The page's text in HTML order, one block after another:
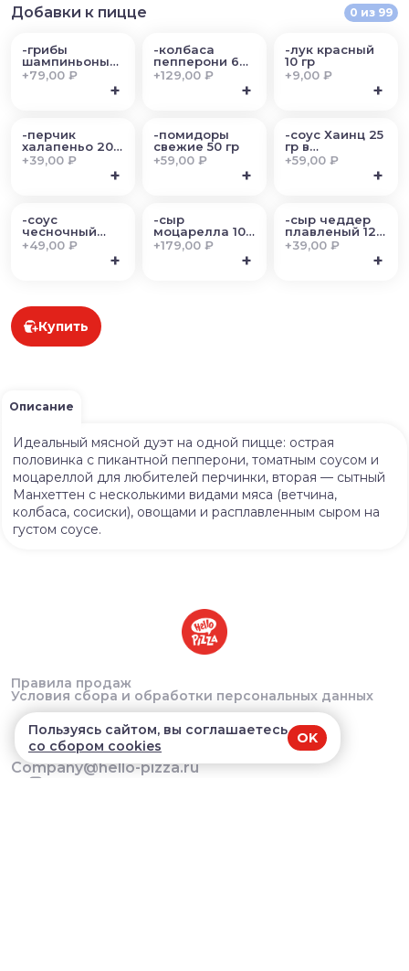
Добавки к пицце 0 из 99
-грибы
шампиньоны
50 гр
+79,00 ₽
+
-колбаса
пепперони 60
гр
+129,00 ₽
+
-лук красный
10 гр
+9,00 ₽
+
-перчик
халапеньо 20
гр
+39,00 ₽
+
-помидоры
свежие 50 гр
+59,00 ₽
+
-соус Хаинц 25
гр в
ассортименте
+59,00 ₽
+
-соус
чесночный
25гр
+49,00 ₽
+
-сыр
моцарелла 100
гр
+179,00 ₽
+
-сыр чеддер
плавленый 12
гр
+39,00 ₽
+
Купить
Описание
Идеальный мясной дуэт на одной пицце: острая
половинка с пикантной пепперони, томатным соусом и
моцареллой для любителей перчинки, вторая — сытный
Манхеттен с несколькими видами мяса (ветчина,
колбаса, сосиски), овощами и расплавленным сыром на
густом соусе.
Правила продаж
Условия сбора и обработки персональных данных
Company@hello-pizza.ru
Пользуясь сайтом, вы соглашаетесь
со сбором cookies
OK